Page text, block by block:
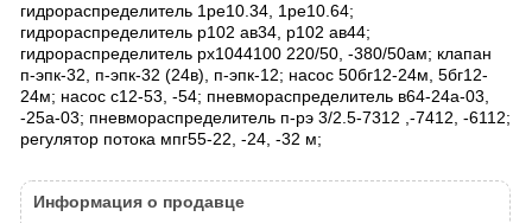
гидрораспределитель 1ре10.34, 1ре10.64;
гидрораспределитель р102 ав34, р102 ав44;
гидрораспределитель рх1044100 220/50, -380/50ам; клапан
п-эпк-32, п-эпк-32 (24в), п-эпк-12; насос 50бг12-24м, 5бг12-
24м; насос с12-53, -54; пневмораспределитель в64-24а-03,
-25а-03; пневмораспределитель п-рэ 3/2.5-7312 ,-7412, -6112;
регулятор потока мпг55-22, -24, -32 м;
Информация о продавце